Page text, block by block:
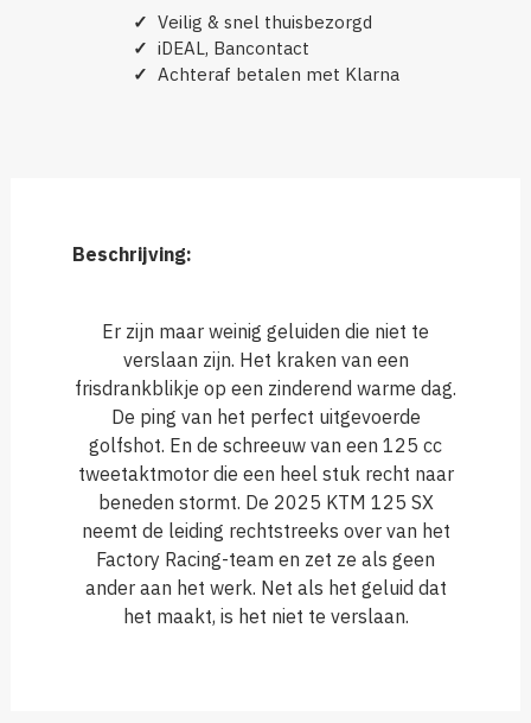
✓ Veilig & snel thuisbezorgd
✓ iDEAL, Bancontact
✓ Achteraf betalen met Klarna
Beschrijving:
Er zijn maar weinig geluiden die niet te
verslaan zijn. Het kraken van een
frisdrankblikje op een zinderend warme dag.
De ping van het perfect uitgevoerde
golfshot. En de schreeuw van een 125 cc
tweetaktmotor die een heel stuk recht naar
beneden stormt. De 2025 KTM 125 SX
neemt de leiding rechtstreeks over van het
Factory Racing-team en zet ze als geen
ander aan het werk. Net als het geluid dat
het maakt, is het niet te verslaan.